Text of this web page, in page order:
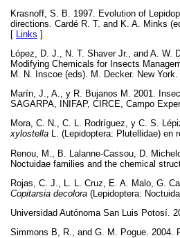
Krasnoff, S. B. 1997. Evolution of
directions. Cardé R. T. and K. A. Minks
[
Links ]
López, D. J., N. T. Shaver Jr., and A. W.
Modifying Chemicals for Insects
M. N. Inscoe (eds). M. Decker. New
Marín, J., A., y R. Bujanos M. 2001.
SAGARPA, INIFAP, CIRCE, Campo
Mora, C. N., C. L. Rodríguez, y C. S.
xylostella L. (Lepidoptera: Plutellidae) en
Renou, M., B. Lalanne-Cassou, D.
Noctuidae families and the chemical
Rojas, C. J., L. L. Cruz, E. A. Malo, G.
Copitarsia decolora (Lepidoptera:
Universidad Autónoma San Luis Potosí.
Simmons B, R., and G. M. Pogue. 2004.